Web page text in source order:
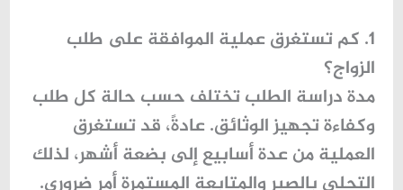
1. كم تستغرق عملية الموافقة على طلب
الزواج؟
مدة دراسة الطلب تختلف حسب حالة كل طلب
وكفاءة تجهيز الوثائق. عادةً، قد تستغرق
العملية من عدة أسابيع إلى بضعة أشهر، لذلك
التحلي بالصبر والمتابعة المستمرة أمر ضروري.